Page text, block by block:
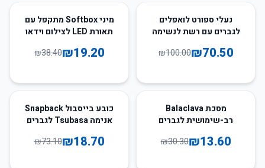
נעלי ספורט לואפלים
לגברים עם רשת לנשימה
₪70.50
₪100.00
50
מיני Softbox מתקפל עם
תאורת LED לצילום וידאו
₪19.20
₪38.40
מסכת Balaclava
רב-שימושית לגברים
אופניים
₪13.60
₪30.30
74
כובע בייסבול Snapback
אנימה Tsubasa לגברים
₪18.70
₪73.10